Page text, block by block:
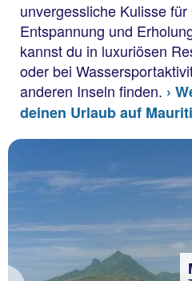
unvergessliche Kulisse für
Entspannung und
kannst du in luxuriösen
oder bei
anderen Inseln finden. ›
deinen Urlaub auf